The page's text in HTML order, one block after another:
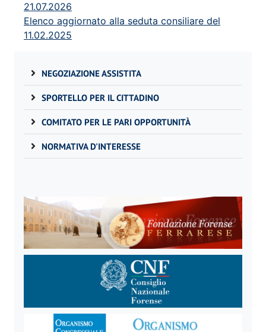
21.07.2026
Elenco aggiornato alla seduta consiliare del
11.02.2025
NEGOZIAZIONE ASSISTITA
SPORTELLO PER IL CITTADINO
COMITATO PER LE PARI OPPORTUNITÀ
NORMATIVA D'INTERESSE